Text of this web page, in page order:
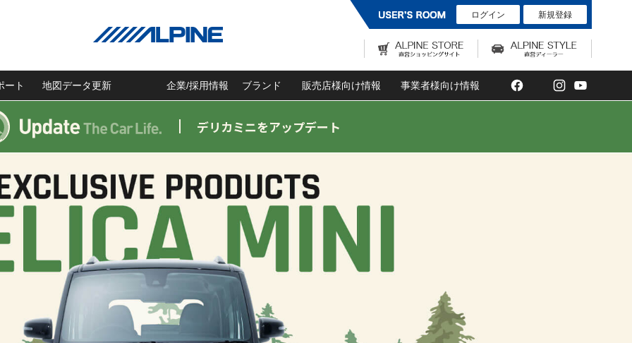
ログイン 新規登録
ート 地図データ更新 企業/採用情報 ブランド 販売店様向け情報 事業者様向け情報 Facebook
TwitterInstagram
デリカミニをアップデート